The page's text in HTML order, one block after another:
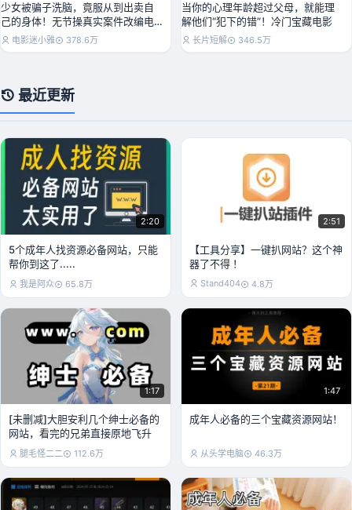
少女被骗子洗脑，竟服从到出卖自
己的身体！无节操真实案件改编电
影《服从》
电影迷小雅 378.6万
当你的心理年龄超过父母，就能理
解他们“犯下的错”！冷门宝藏电影
长片短解 346.5万
最近更新
2:20
5个成年人找资源必备网站，只能
帮你到这了.....
我是阿众 65.8万
2:51
【工具分享】一键扒网站？这个神
器了不得 ！
Stand404 4.8万
1:17
[未删减]大胆安利几个绅士必备的
网站，看完的兄弟直接原地飞升
腿毛怪二二 112.6万
1:47
成年人必备的三个宝藏资源网站！
从头学电脑 46.3万